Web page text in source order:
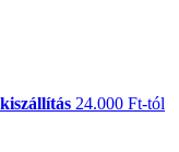
24.000 Ft-tól